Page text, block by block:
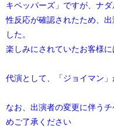
キペッパーズ」ですが、ナ
性反応が確認されたため、
した。
楽しみにされていたお客様に
代演として、「ジョイマン」
なお、出演者の変更に伴う
めご了承ください